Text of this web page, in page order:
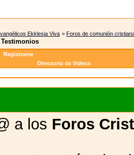
Ekklesia Viva > Foros de comunión
Testimonios
Registrarse
Directorio de Videos
a los Foros